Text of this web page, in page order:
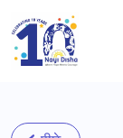
Skip to main